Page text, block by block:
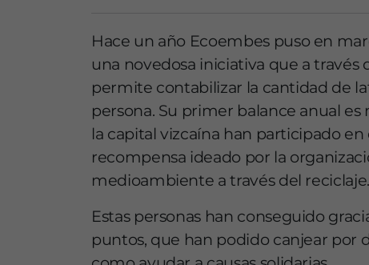
Hace un año Ecoembes puso en
una novedosa iniciativa que a
permite contabilizar la cantidad de
persona. Su primer balance anual
la capital vizcaína han participado
recompensa ideado por la
medioambiente a través del reciclaje.
Estas personas han conseguido
puntos, que han podido canjear por